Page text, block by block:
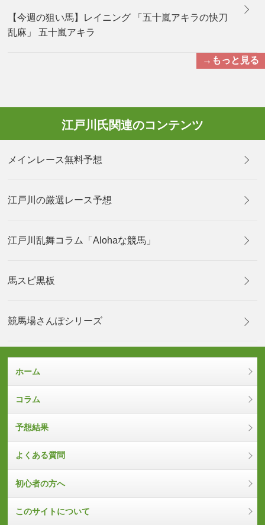
【今週の狙い馬】レイニング 「五十嵐アキラの快刀
乱麻」 五十嵐アキラ
→もっと見る
江戸川氏関連のコンテンツ
メインレース無料予想
江戸川の厳選レース予想
江戸川乱舞コラム「Alohaな競馬」
馬スピ黒板
競馬場さんぽシリーズ
ホーム
コラム
予想結果
よくある質問
初心者の方へ
このサイトについて